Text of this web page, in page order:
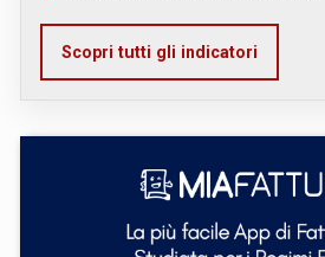
Scopri tutti gli indicatori